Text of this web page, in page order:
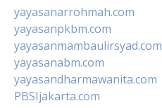
yayasanarrohmah.com
yayasanpkbm.com
yayasanmambaulirsyad.com
yayasanabm.com
yayasandharmawanita.com
PBSIjakarta.com